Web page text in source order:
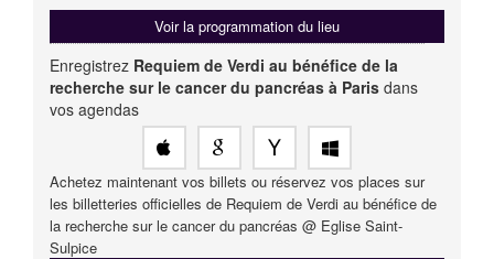
Voir la programmation du lieu
Enregistrez Requiem de Verdi au bénéfice de la
recherche sur le cancer du pancréas à Paris dans
vos agendas
Achetez maintenant vos billets ou réservez vos places sur
les billetteries officielles de Requiem de Verdi au bénéfice de
la recherche sur le cancer du pancréas @ Eglise Saint-
Sulpice